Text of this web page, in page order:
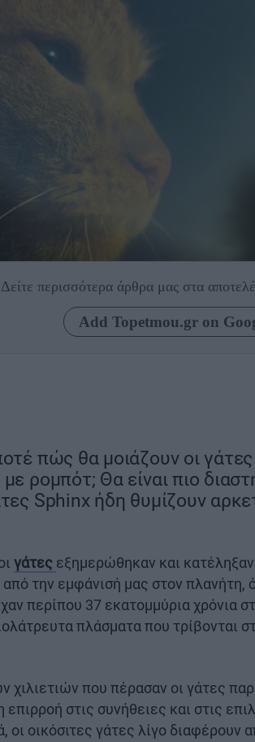
Δείτε περισσότερα άρθρα μας στα
Add Topetmou.gr on
πώς θα μοιάζουν οι
ρομπότ; Θα είναι πιο
Sphinx ήδη θυμίζουν
γάτες εξημερώθηκαν και
την εμφάνισή μας στον πλανήτη,
περίπου 37 εκατομμύρια χρόνια
πλάσματα που τρίβονται
χιλιετιών που πέρασαν οι γάτες
στις συνήθειες και στις
οικόσιτες γάτες λίγο διαφέρουν